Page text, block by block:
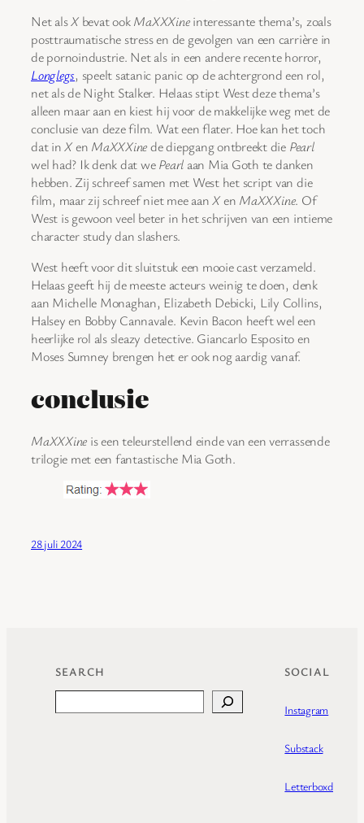
Net alsXbevat ookMaXXXineinteressante thema’s, zoals
posttraumatische stress en de gevolgen van een carrière in
de pornoindustrie. Net als in een andere recente horror,
Longlegs, speelt satanic panic op de achtergrond een rol,
net als de Night Stalker. Helaas stipt West deze thema’s
alleen maar aan en kiest hij voor de makkelijke weg met de
conclusie van deze film. Wat een flater. Hoe kan het toch
dat inXen MaXXXinede diepgang ontbreekt die Pearl
wel had? Ik denk dat wePearl aan Mia Goth te danken
hebben. Zij schreef samen met West het script van die
film, maar zij schreef niet mee aanXen MaXXXine. Of
West is gewoon veel beter in het schrijven van een intieme
character study dan slashers.
West heeft voor dit sluitstuk een mooie cast verzameld.
Helaas geeft hij de meeste acteurs weinig te doen, denk
aan Michelle Monaghan, Elizabeth Debicki, Lily Collins,
Halsey en Bobby Cannavale. Kevin Bacon heeft wel een
heerlijke rol als sleazy detective. Giancarlo Esposito en
Moses Sumney brengen het er ook nog aardig vanaf.
conclusie
MaXXXine is een teleurstellend einde van een verrassende
trilogie met een fantastische Mia Goth.
28 juli 2024
SEARCH SOCIAL
Instagram
Substack
Letterboxd